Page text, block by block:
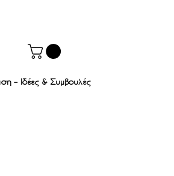
– Ιδέες & Συμβουλές